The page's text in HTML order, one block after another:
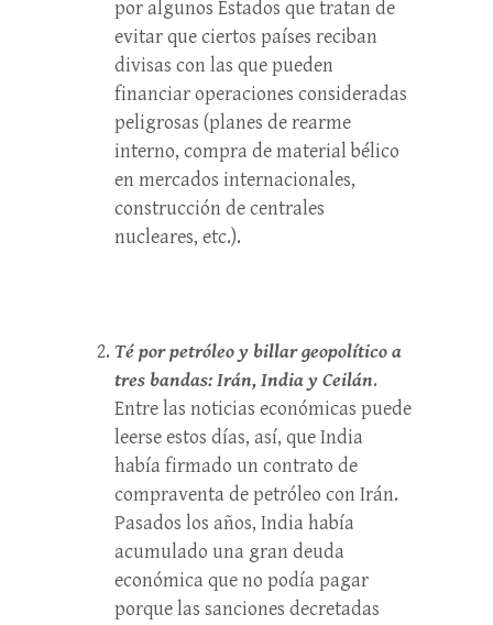
por algunos Estados que tratan de
evitar que ciertos países reciban
divisas con las que pueden
financiar operaciones consideradas
peligrosas (planes de rearme
interno, compra de material bélico
en mercados internacionales,
construcción de centrales
nucleares, etc.).
Té por petróleo y billar geopolítico a
tres bandas: Irán, India y Ceilán.
Entre las noticias económicas puede
leerse estos días, así, que India
había firmado un contrato de
compraventa de petróleo con Irán.
Pasados los años, India había
acumulado una gran deuda
económica que no podía pagar
porque las sanciones decretadas